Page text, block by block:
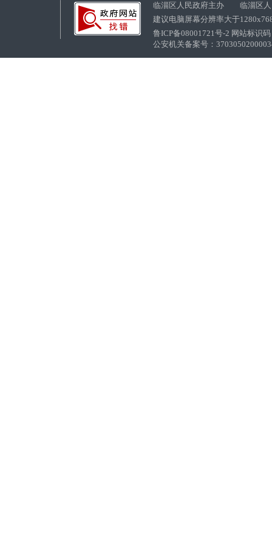
临淄区人民政府主办 临淄区人
建议电脑屏幕分辨率大于
鲁ICP备08001721号-2 网站标识
公安机关备案号：